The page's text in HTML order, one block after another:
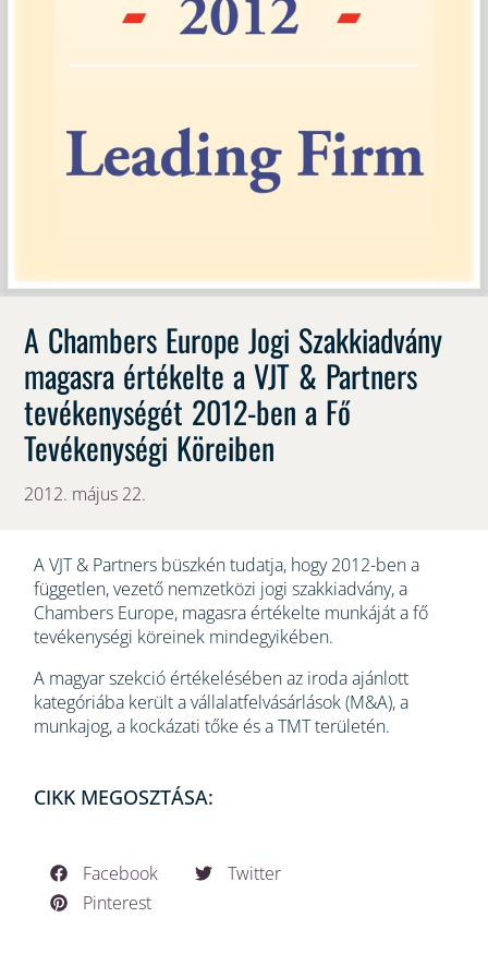
A Chambers Europe Jogi Szakkiadvány
magasra értékelte a VJT & Partners
tevékenységét 2012-ben a Fő
Tevékenységi Köreiben
2012. május 22.
A VJT & Partners büszkén tudatja, hogy 2012-ben a
független, vezető nemzetközi jogi szakkiadvány, a
Chambers Europe, magasra értékelte munkáját a fő
tevékenységi köreinek mindegyikében.
A magyar szekció értékelésében az iroda ajánlott
kategóriába került a vállalatfelvásárlások (M&A), a
munkajog, a kockázati tőke és a TMT területén.
CIKK MEGOSZTÁSA:
Facebook
Twitter
Pinterest